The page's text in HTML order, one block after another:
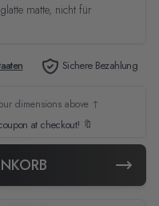
matte, nicht für
Sichere Bezahlung
dimensions above ↑
at checkout! 🔖